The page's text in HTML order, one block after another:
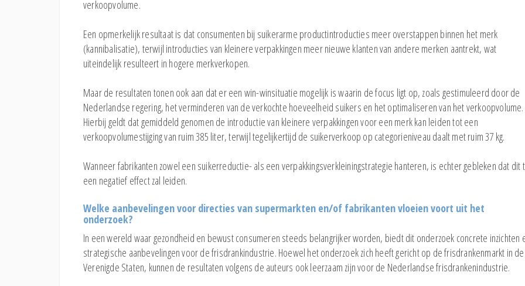
verkoopvolume.
Een opmerkelijk resultaat is dat consumenten bij suikerarme productintroducties meer overstappen binnen het merk
(kannibalisatie), terwijl introducties van kleinere verpakkingen meer nieuwe klanten van andere merken aantrekt, wat
uiteindelijk resulteert in hogere merkverkopen.
Maar de resultaten tonen ook aan dat er een win-winsituatie mogelijk is waarin de focus ligt op, zoals gestimuleerd door de
Nederlandse regering, het verminderen van de verkochte hoeveelheid suikers en het optimaliseren van het verkoopvolume.
Hierbij geldt dat gemiddeld genomen de introductie van kleinere verpakkingen voor een merk kan leiden tot een
verkoopvolumestijging van ruim 385 liter, terwijl tegelijkertijd de suikerverkoop op categorieniveau daalt met ruim 37 kg.
Wanneer fabrikanten zowel een suikerreductie- als een verpakkingsverkleiningstrategie hanteren, is echter gebleken dat dit
een negatief effect zal leiden.
Welke aanbevelingen voor directies van supermarkten en/of fabrikanten vloeien voort uit het
onderzoek?
In een wereld waar gezondheid en bewust consumeren steeds belangrijker worden, biedt dit onderzoek concrete inzichten
strategische aanbevelingen voor de frisdrankindustrie. Hoewel het onderzoek zich heeft gericht op de frisdrankenmarkt in de
Verenigde Staten, kunnen de resultaten volgens de auteurs ook leerzaam zijn voor de Nederlandse frisdrankenindustrie.
EFMI Nieuws
Lay's uitgeroepen tot Merk van
het Jaar 2026
EFMI-studie naar prijspromoties
EFMI-studie naar
supermarkten
Battle of the Brands Congres op
EFMI Studies
EFMI-rapport
de krappe
supermarkten